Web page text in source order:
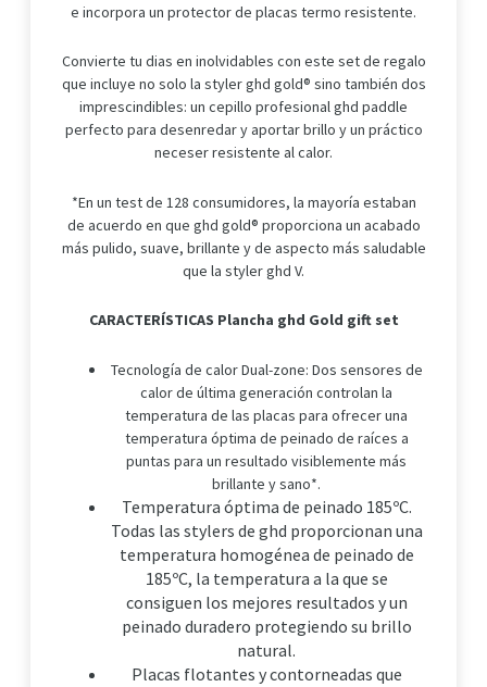
e incorpora un protector de placas termo resistente.
Convierte tu dias en inolvidables con este set de regalo
que incluye no solo la styler ghd gold® sino también dos
imprescindibles: un cepillo profesional ghd paddle
perfecto para desenredar y aportar brillo y un práctico
neceser resistente al calor.
*En un test de 128 consumidores, la mayoría estaban
de acuerdo en que ghd gold® proporciona un acabado
más pulido, suave, brillante y de aspecto más saludable
que la styler ghd V.
CARACTERÍSTICAS Plancha ghd Gold gift set
Tecnología de calor Dual-zone: Dos sensores de
calor de última generación controlan la
temperatura de las placas para ofrecer una
temperatura óptima de peinado de raíces a
puntas para un resultado visiblemente más
brillante y sano*.
Temperatura óptima de peinado 185ºC.
Todas las stylers de ghd proporcionan una
temperatura homogénea de peinado de
185ºC, la temperatura a la que se
consiguen los mejores resultados y un
peinado duradero protegiendo su brillo
natural.
Placas flotantes y contorneadas que